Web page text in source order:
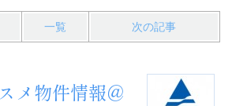
一覧 次の記事
メ物件情報＠